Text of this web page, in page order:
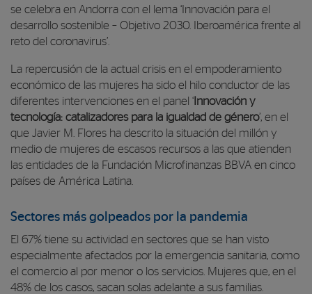
se celebra en Andorra con el lema ‘Innovación para el
desarrollo sostenible – Objetivo 2030. Iberoamérica frente al
reto del coronavirus’.
La repercusión de la actual crisis en el empoderamiento
económico de las mujeres ha sido el hilo conductor de las
diferentes intervenciones en el panel ‘ Innovación y
tecnología: catalizadores para la igualdad de género’, en el
que Javier M. Flores ha descrito la situación del millón y
medio de mujeres de escasos recursos a las que atienden
las entidades de la Fundación Microfinanzas BBVA en cinco
países de América Latina.
Sectores más golpeados por la pandemia
El 67% tiene su actividad en sectores que se han visto
especialmente afectados por la emergencia sanitaria, como
el comercio al por menor o los servicios. Mujeres que, en el
48% de los casos, sacan solas adelante a sus familias.